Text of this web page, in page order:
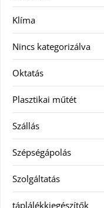
Klíma
Nincs kategorizálva
Oktatás
Plasztikai műtét
Szállás
Szépségápolás
Szolgáltatás
táplálékkiegészítők